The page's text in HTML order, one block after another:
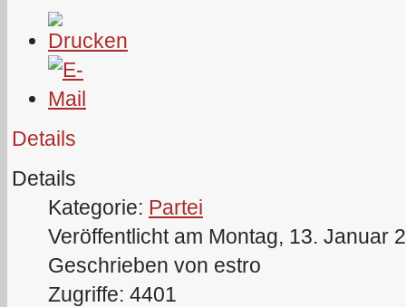
Details
Details
Kategorie: Partei
Veröffentlicht am Montag, 13. Januar
Geschrieben von estro
Zugriffe: 4401